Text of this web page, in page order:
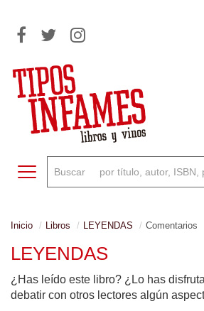
Toggle navigation
Inicio Libros LEYENDAS Comentarios
LEYENDAS
¿Has leído este libro? ¿Lo has
debatir con otros lectores algún